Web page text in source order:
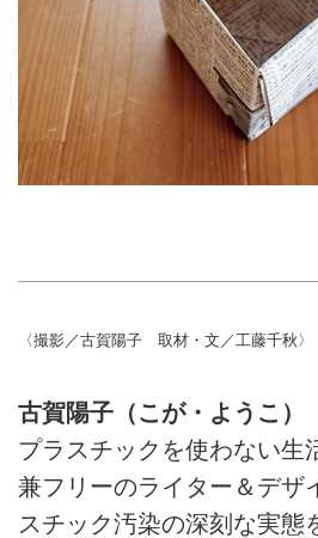
〈撮影／古賀陽子 取材・文／工藤千秋〉
古賀陽子（こが・ようこ）
プラスチックを使わない生
兼フリーのライター＆デザ
スチック汚染の深刻な実態